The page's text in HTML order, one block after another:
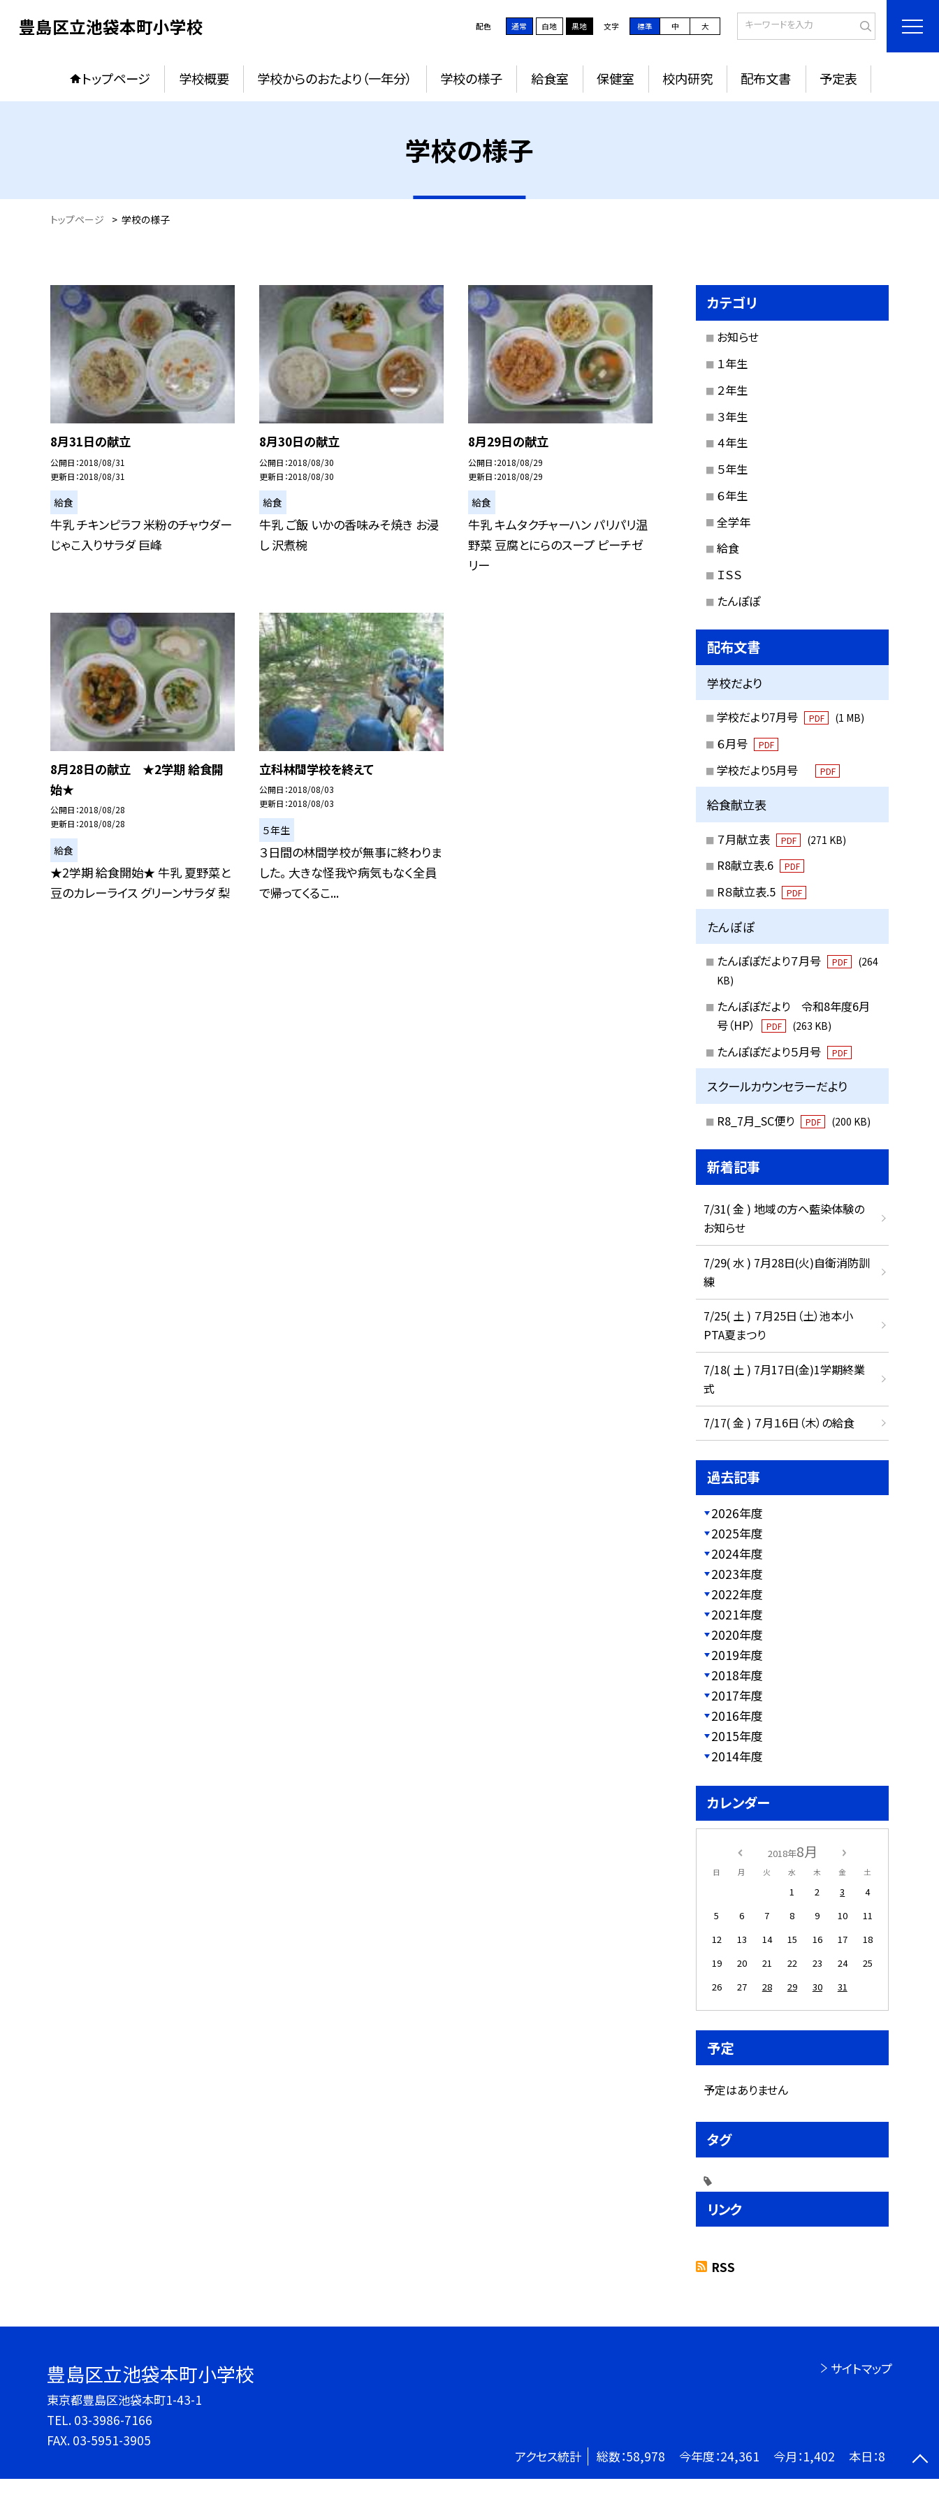
豊島区立池袋本町小学校 配色 通常 白地 黒地 文字 標準 中 大
トップページ 学校概要 学校からのおたより（一年分） 学校の様子 給食室 保健室 校内研究 配布文書 予定表
学校の様子
トップページ > 学校の様子
8月31日の献立
公開日 2018/08/31
更新日 2018/08/31
給食
牛乳 チキンピラフ 米粉のチャウダー
じゃこ入りサラダ 巨峰
8月30日の献立
公開日 2018/08/30
更新日 2018/08/30
給食
牛乳 ご飯 いかの香味みそ焼き お浸
し 沢煮椀
8月29日の献立
公開日 2018/08/29
更新日 2018/08/29
給食
牛乳 キムタクチャーハン パリパリ温
野菜 豆腐とにらのスープ ピーチゼ
リー
8月28日の献立 ★2学期 給食開
始★
公開日 2018/08/28
更新日 2018/08/28
給食
★2学期 給食開始★ 牛乳 夏野菜と
豆のカレーライス グリーンサラダ 梨
立科林間学校を終えて
公開日 2018/08/03
更新日 2018/08/03
５年生
３日間の林間学校が無事に終わりま
した。 大きな怪我や病気もなく全員
で帰ってくるこ...
カテゴリ
お知らせ
１年生
２年生
３年生
４年生
５年生
６年生
全学年
給食
ＩＳＳ
たんぽぽ
配布文書
学校だより
学校だより7月号 PDF (1 MB)
６月号 PDF
学校だより5月号 PDF
給食献立表
７月献立表 PDF (271 KB)
R8献立表.6 PDF
R８献立表.5 PDF
たんぽぽ
たんぽぽだより７月号 PDF
(264
KB)
たんぽぽだより 令和8年度6月
号（HP）
PDF (263 KB)
たんぽぽだより５月号 PDF
スクールカウンセラーだより
R8_7月_SC便り PDF (200 KB)
新着記事
7/31( 金 ) 地域の方へ藍染体験の
お知らせ
7/29( 水 ) 7月28日(火)自衛消防訓
練
7/25( 土 ) ７月25日（土）池本小
PTA夏まつり
7/18( 土 ) 7月17日(金)1学期終業
式
7/17( 金 ) ７月１6日（木）の給食
過去記事
2026年度
2025年度
2024年度
2023年度
2022年度
2021年度
2020年度
2019年度
2018年度
2017年度
2016年度
2015年度
2014年度
カレンダー
2018年8月
日 月 火 水 木 金 土
1 2 3
4
5
6 7 8 9 10
11
12
13 14 15 16 17
18
19
20 21 22 23 24
25
26
27 28 29 30 31
予定
予定はありません
タグ
リンク
RSS
豊島区立池袋本町小学校
東京都豊島区池袋本町1-43-1
TEL. 03-3986-7166
FAX. 03-5951-3905
サイトマップ
アクセス統計 総数：58,978 今年度：24,361 今月：1,402 本日：8